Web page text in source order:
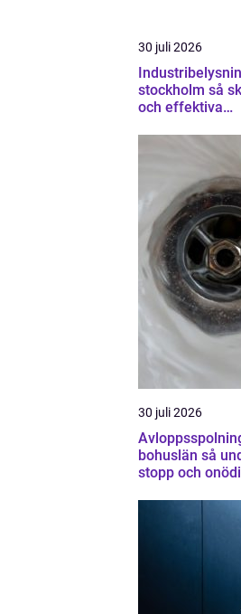
30 juli 2026
stockholm så skapas säkra
och effektiva
30 juli 2026
bohuslän så undviker du
stopp och